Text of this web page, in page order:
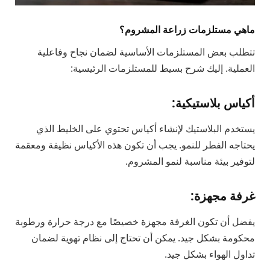
ماهي مستلزمات زراعة المشروم؟
تتطلب بعض المستلزمات الأساسية لضمان نجاح وفاعلية
العملية. إليك شرح بسيط للمستلزمات الرئيسية:
أكياس بلاستيكية:
يستخدم البلاستيك لإنشاء أكياس تحتوي على الخليط الذي
يحتاجه الفطر للنمو. يجب أن تكون هذه الأكياس نظيفة ومعقمة
لتوفير بيئة مناسبة لنمو المشروم.
غرفة مجهزة:
يفضل أن تكون الغرفة مجهزة خصيصًا مع درجة حرارة ورطوبة
محكومة بشكل جيد. يمكن أن تحتاج إلى نظام تهوية لضمان
تداول الهواء بشكل جيد.